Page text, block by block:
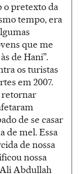
o pretexto da
tempo, era
que me
de Hani”.
os turistas
em 2007.
retornar
de se casar
de mel. Essa
de nossa
nossa
Abdullah